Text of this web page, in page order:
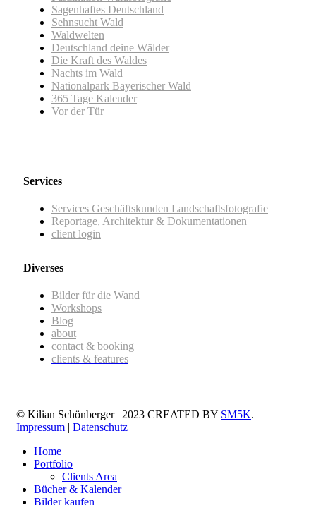
Sagenhaftes Deutschland
Sehnsucht Wald
Waldwelten
Deutschland deine Wälder
Die Kraft des Waldes
Nachts im Wald
Nationalpark Bayerischer Wald
365 Tage Kalender
Vor der Tür
Services
Services Geschäftskunden Landschaftsfotografie
Reportage, Architektur & Dokumentationen
client login
Diverses
Bilder für die Wand
Workshops
Blog
about
contact & booking
clients & features
© Kilian Schönberger | 2023 CREATED BY SM5K.
Impressum | Datenschutz
Home
Portfolio
Clients Area
Bücher & Kalender
Bilder kaufen